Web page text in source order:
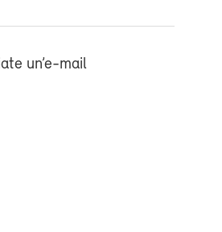
un’e-mail